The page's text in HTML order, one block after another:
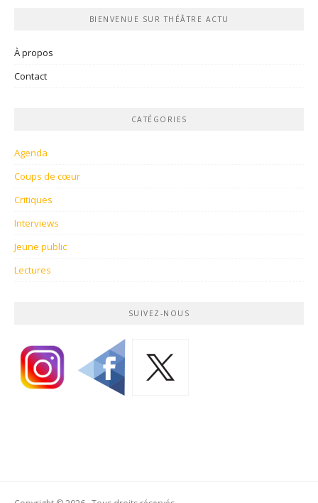
BIENVENUE SUR THÉÂTRE ACTU
À propos
Contact
CATÉGORIES
Agenda
Coups de cœur
Critiques
Interviews
Jeune public
Lectures
SUIVEZ-NOUS